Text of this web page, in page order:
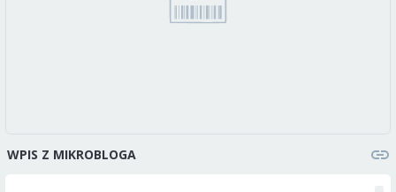
WPIS Z MIKROBLOGA